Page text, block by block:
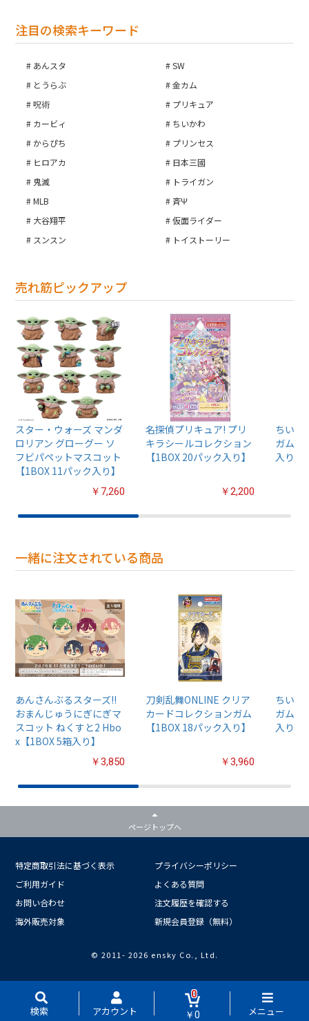
注目の検索キーワード
あんスタ
SW
とうらぶ
金カム
呪術
プリキュア
カービィ
ちいかわ
からぴち
プリンセス
ヒロアカ
日本三國
鬼滅
トライガン
MLB
斉Ψ
大谷翔平
仮面ライダー
スンスン
トイストーリー
売れ筋ピックアップ
スター・ウォーズ マンダ
ロリアン グローグー ソ
フビパペットマスコット
【1BOX 11パック入り】
￥7,260
名探偵プリキュア! プリ
キラシールコレクション
【1BOX 20パック入り】
￥2,200
ちいか
ガム4
入り】
一緒に注文されている商品
あんさんぶるスターズ!!
おまんじゅうにぎにぎマ
スコット ねくすと2 Hbo
x【1BOX 5箱入り】
￥3,850
刀剣乱舞ONLINE クリア
カードコレクションガム
【1BOX 18パック入り】
￥3,960
ちいか
ガム4
入り】
検索 アカウント
0
￥0
メニュー
ページトップへ
特定商取引法に基づく表示
プライバシーポリシー
ご利用ガイド
よくある質問
お問い合わせ
注文履歴を確認する
海外販売対象
新規会員登録（無料）
© 2011- 2026 ensky Co., Ltd.